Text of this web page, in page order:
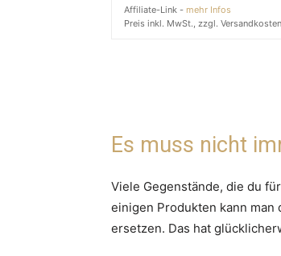
Affiliate-Link - mehr Infos
Preis inkl. MwSt., zzgl. Versandkosten
Es muss nicht
Viele Gegenstände, die du
einigen Produkten kann
ersetzen. Das hat